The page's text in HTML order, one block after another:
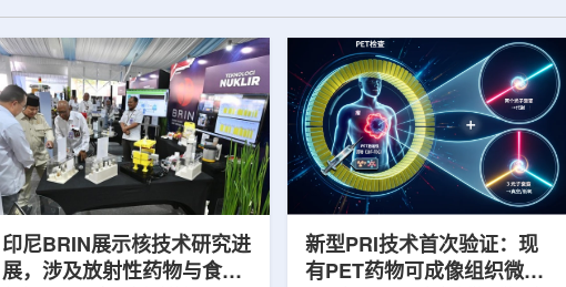
印尼BRIN展示核技术研究进
展，涉及放射性药物与食品
新型PRI技术首次验证：现
有PET药物可成像组织微环